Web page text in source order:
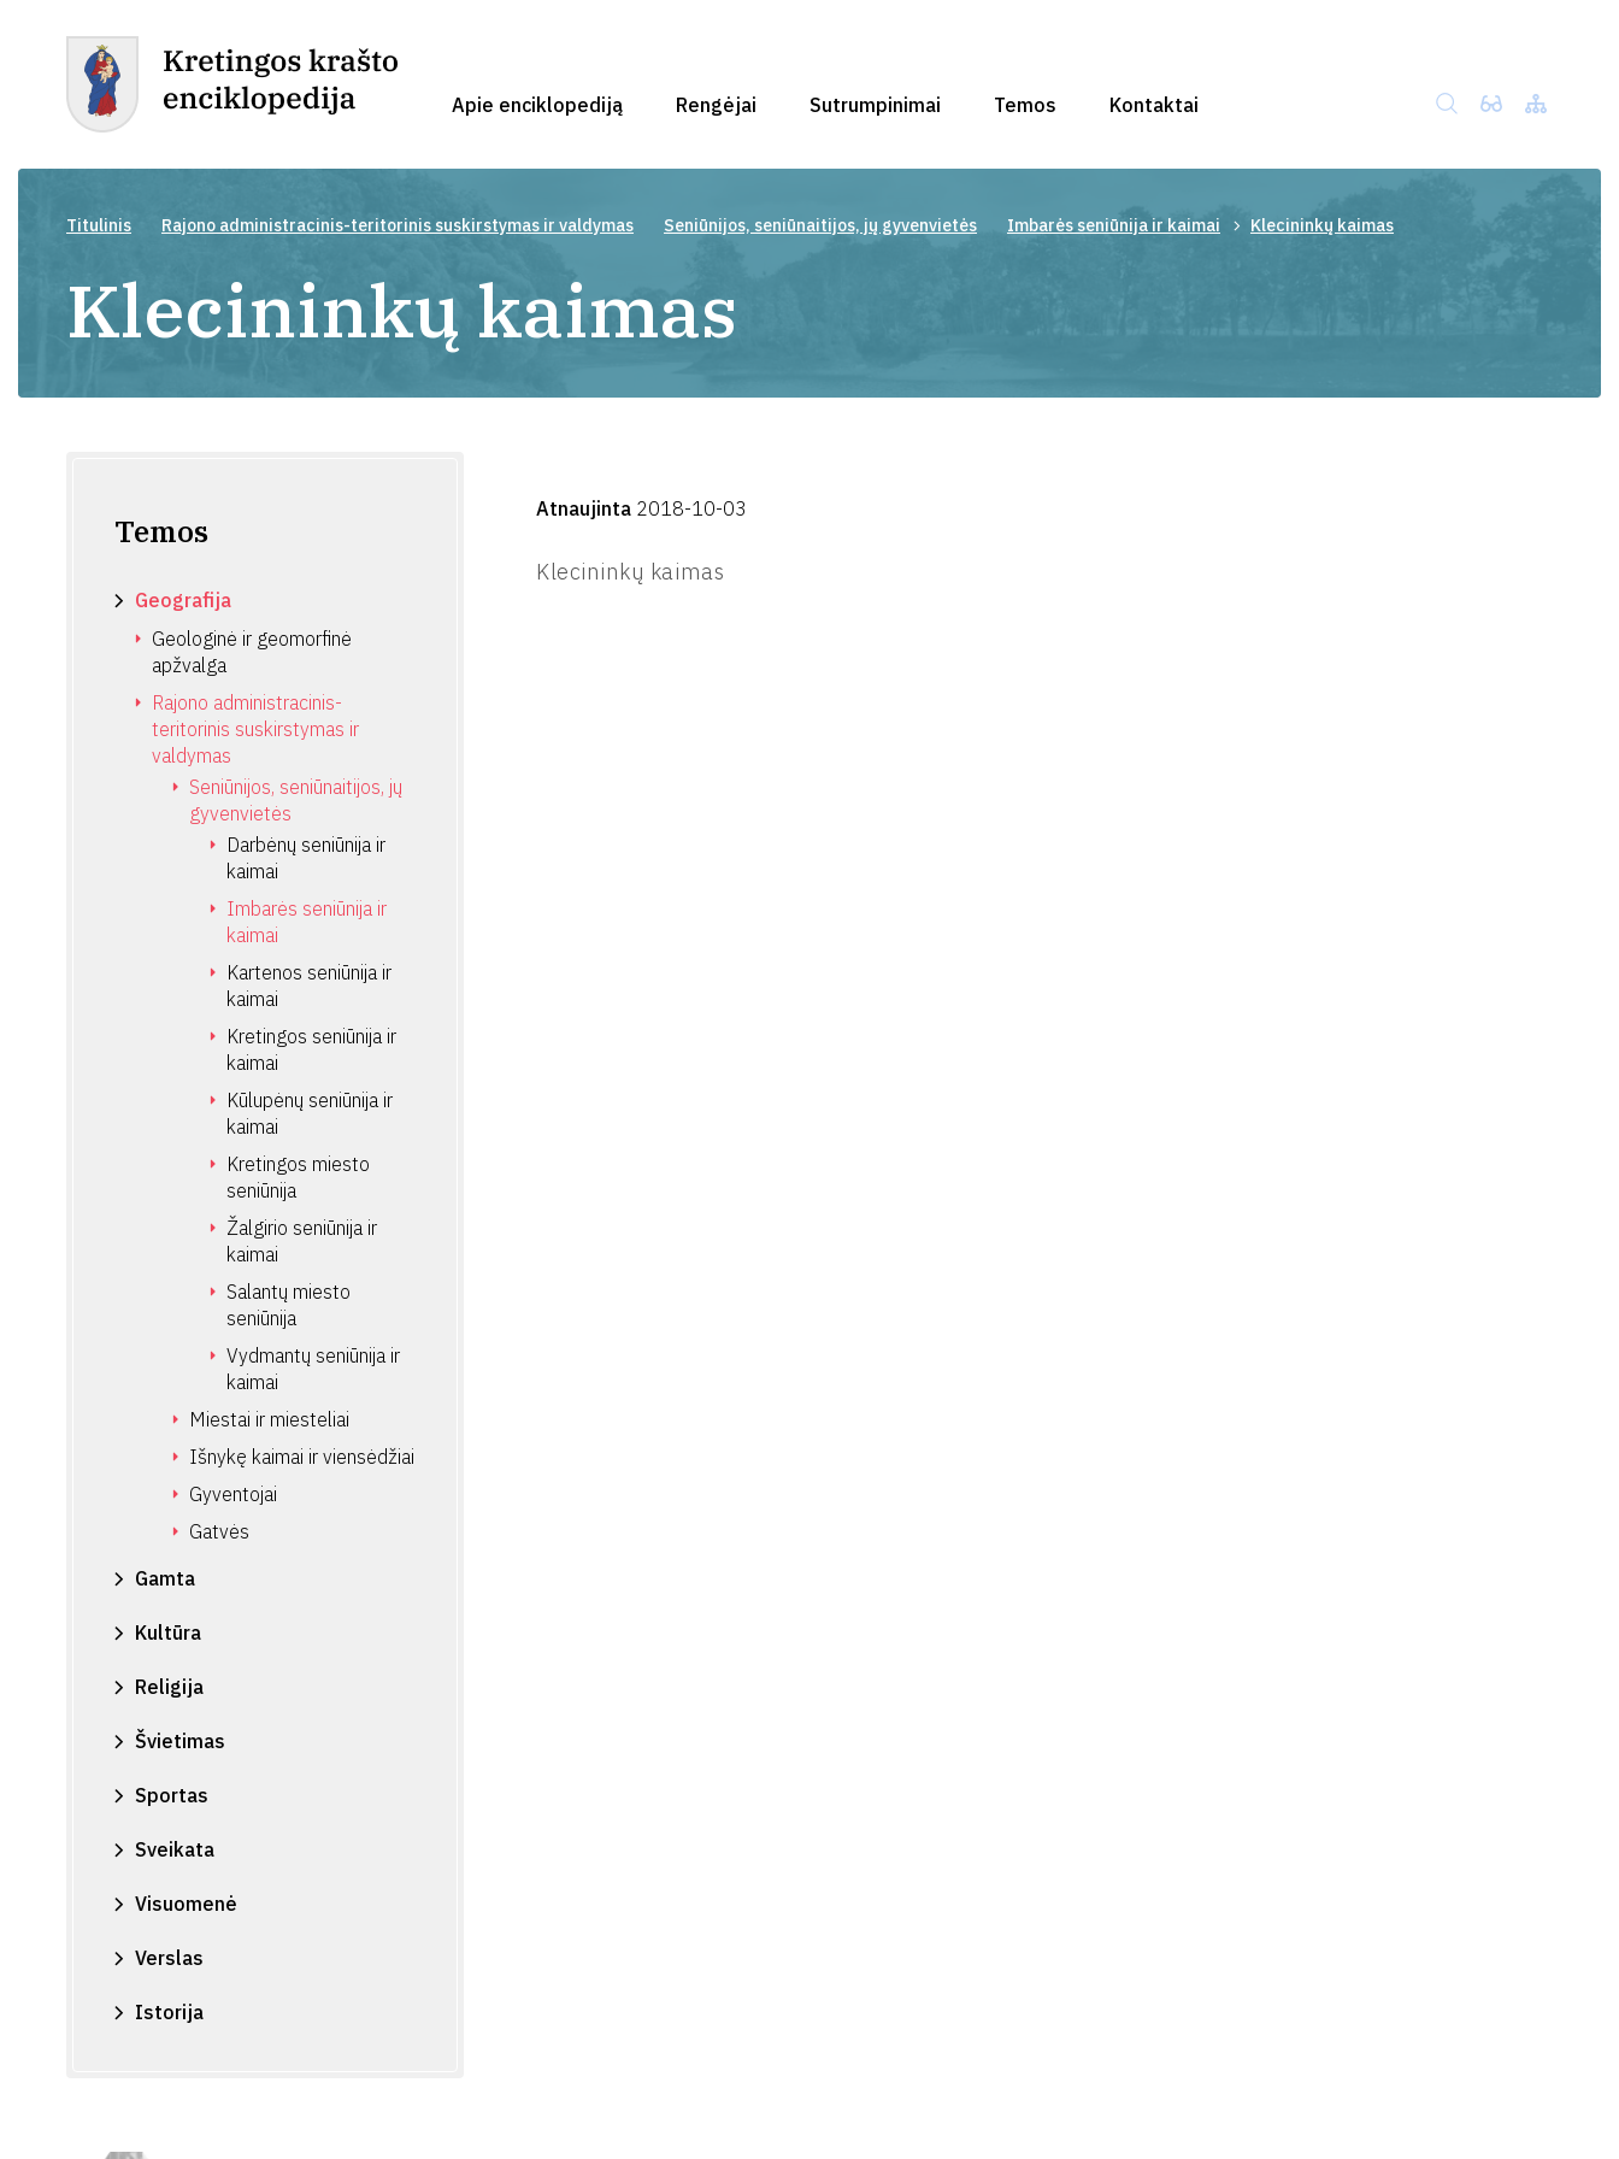
Apie enciklopediją Rengėjai Sutrumpinimai Temos Kontaktai
Titulinis Rajono administracinis-teritorinis suskirstymas ir valdymas Seniūnijos, seniūnaitijos, jų gyvenvietės Imbarės seniūnija ir kaimai Klecininkų kaimas
Klecininkų kaimas
Temos
Geografija
Geologinė ir geomorfinė
apžvalga
Rajono administracinis-
teritorinis suskirstymas ir
valdymas
Seniūnijos, seniūnaitijos, jų
gyvenvietės
Darbėnų seniūnija ir
kaimai
Imbarės seniūnija ir
kaimai
Kartenos seniūnija ir
kaimai
Kretingos seniūnija ir
kaimai
Kūlupėnų seniūnija ir
kaimai
Kretingos miesto
seniūnija
Žalgirio seniūnija ir
kaimai
Salantų miesto
seniūnija
Vydmantų seniūnija ir
kaimai
Miestai ir miesteliai
Išnykę kaimai ir viensėdžiai
Gyventojai
Gatvės
Gamta
Kultūra
Religija
Švietimas
Sportas
Sveikata
Visuomenė
Verslas
Istorija
Atnaujinta 2018-10-03
Klecininkų kaimas